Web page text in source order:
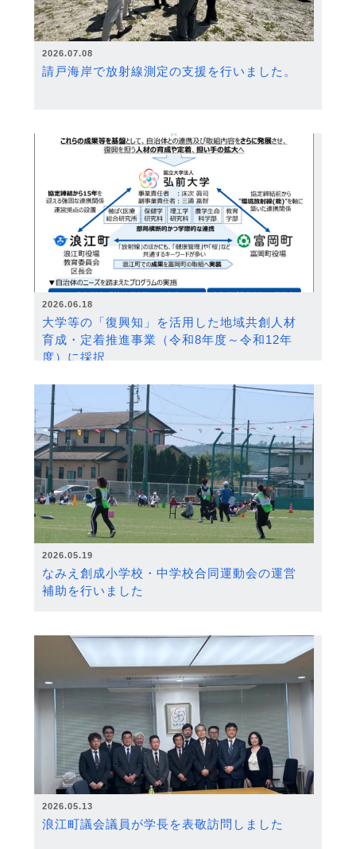
2026.07.08
請戸海岸で放射線測定の支援を行いました。
2026.06.18
大学等の「復興知」を活用した地域共創人材
育成・定着推進事業（令和8年度～令和12年
度）に採択
2026.05.19
なみえ創成小学校・中学校合同運動会の運営
補助を行いました
2026.05.13
浪江町議会議員が学長を表敬訪問しました